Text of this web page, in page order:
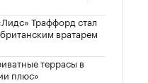
Траффорд стал
вратарем
террасы в
плюс»